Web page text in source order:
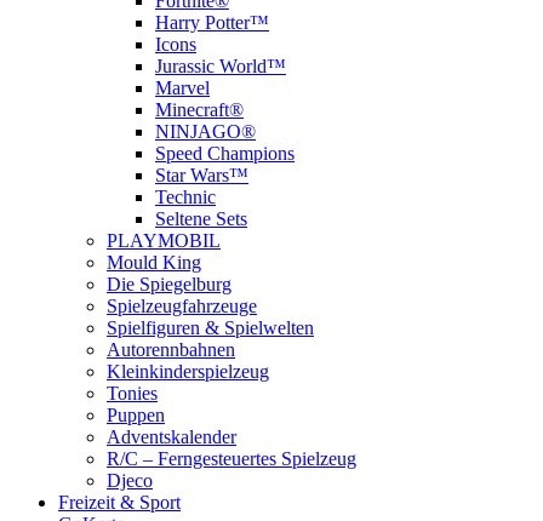
Harry Potter™
Icons
Jurassic World™
Marvel
Minecraft®
NINJAGO®
Speed Champions
Star Wars™
Technic
Seltene Sets
PLAYMOBIL
Mould King
Die Spiegelburg
Spielzeugfahrzeuge
Spielfiguren & Spielwelten
Autorennbahnen
Kleinkinderspielzeug
Tonies
Puppen
Adventskalender
R/C – Ferngesteuertes Spielzeug
Djeco
Freizeit & Sport